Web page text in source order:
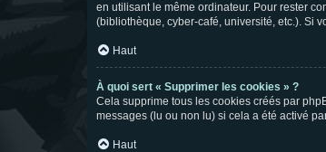
en utilisant le même ordinateur. Pour rester
(bibliothèque, cyber-café, université, etc.). Si
Haut
À quoi sert « Supprimer les cookies » ?
Cela supprime tous les cookies créés par
messages (lu ou non lu) si cela a été activé
Haut